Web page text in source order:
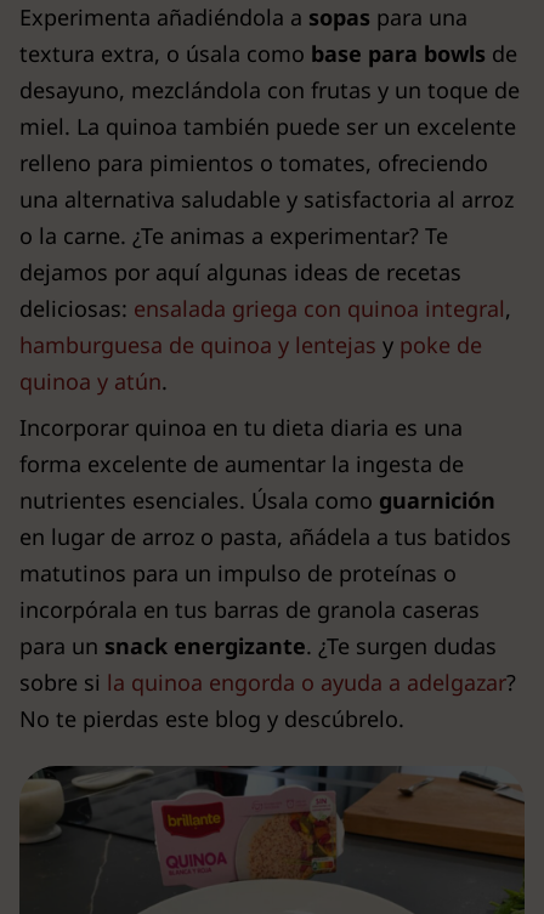
Experimenta añadiéndola a sopas para una
textura extra, o úsala como base para bowls de
desayuno, mezclándola con frutas y un toque de
miel. La quinoa también puede ser un excelente
relleno para pimientos o tomates, ofreciendo
una alternativa saludable y satisfactoria al arroz
o la carne. ¿Te animas a experimentar? Te
dejamos por aquí algunas ideas de recetas
deliciosas: ensalada griega con quinoa integral,
hamburguesa de quinoa y lentejas y poke de
quinoa y atún.
Incorporar quinoa en tu dieta diaria es una
forma excelente de aumentar la ingesta de
nutrientes esenciales. Úsala como guarnición
en lugar de arroz o pasta, añádela a tus batidos
matutinos para un impulso de proteínas o
incorpórala en tus barras de granola caseras
para un snack energizante. ¿Te surgen dudas
sobre si la quinoa engorda o ayuda a adelgazar?
No te pierdas este blog y descúbrelo.